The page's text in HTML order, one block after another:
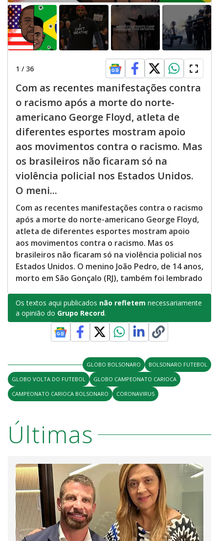
1 / 36
Com as recentes manifestações contra
o racismo após a morte do norte-
americano George Floyd, atleta de
diferentes esportes mostram apoio
aos movimentos contra o racismo. Mas
os brasileiros não ficaram só na
violência policial nos Estados Unidos.
O meni...
Com as recentes manifestações contra o racismo
após a morte do norte-americano George Floyd,
atleta de diferentes esportes mostram apoio
aos movimentos contra o racismo. Mas os
brasileiros não ficaram só na violência policial nos
Estados Unidos. O menino João Pedro, de 14 anos,
morto em São Gonçalo (RJ), também foi lembrado
Os textos aqui publicados não refletem necessariamente
a opinião do Grupo Record.
GLOBO BOLSONARO
BOLSONARO FUTEBOL
GLOBO VOLTA DO FUTEBOL
GLOBO CAMPEONATO CARIOCA
CAMPEONATO CARIOCA BOLSONARO
CORONAVIRUS
Últimas